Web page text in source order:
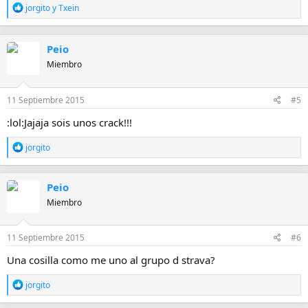
R
e
a
n
s
jorgitoyTxein
Peio
Miembro
11 Septiembre 2015 #5
:lol:Jajaja sois unos crack!!!
R
e
a
n
e
:
jorgito
Peio
Miembro
11 Septiembre 2015 #6
Una cosilla como me uno al grupo d strava?
R
e
a
jorgito